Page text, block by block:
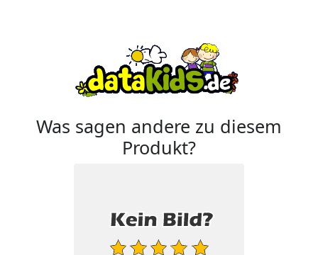
Was sagen andere zu diesem
Produkt?